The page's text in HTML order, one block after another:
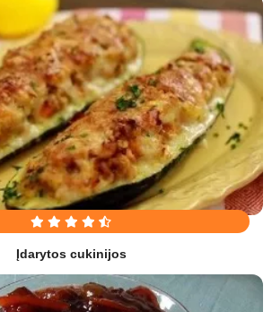
Įdarytos cukinijos